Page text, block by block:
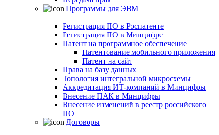
Программы для ЭВМ
Регистрация ПО в Роспатенте
Регистрация ПО в Минцифре
Патент на программное обеспечение
Патентование мобильного приложения
Патент на сайт
Права на базу данных
Топология интегральной микросхемы
Аккредитация ИТ-компаний в Минцифры
Внесение ПАК в Минцифры
Внесение изменений в реестр российского
ПО
Договоры